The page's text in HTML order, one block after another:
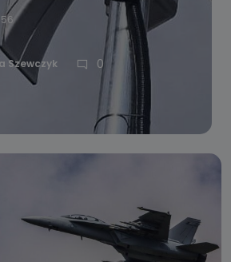
Szewczyk 0